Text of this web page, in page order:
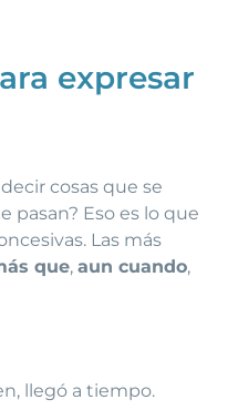
expresar
cosas que se
Eso es lo que
Las más
que, aun cuando,
llegó a tiempo.